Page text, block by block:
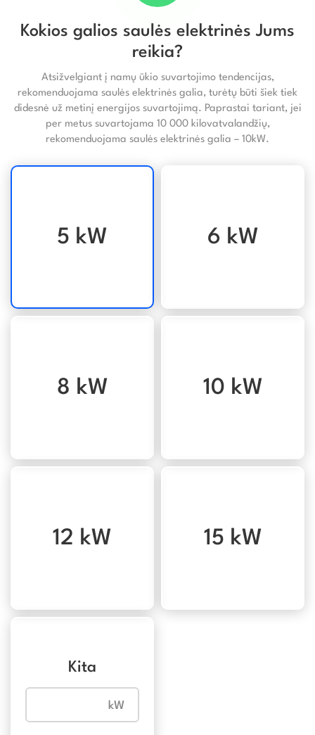
Kokios galios saulės elektrinės Jums
reikia?
Atsižvelgiant į namų ūkio suvartojimo tendencijas,
rekomenduojama saulės elektrinės galia, turėtų būti šiek tiek
didesnė už metinį energijos suvartojimą. Paprastai tariant, jei
per metus suvartojama 10 000 kilovatvalandžių,
rekomenduojama saulės elektrinės galia – 10kW.
5 kW 6 kW
8 kW 10 kW
12 kW 15 kW
Kita